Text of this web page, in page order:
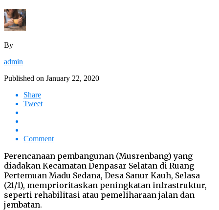
By
admin
Published on January 22, 2020
Share
Tweet
Comment
Perencanaan pembangunan (Musrenbang) yang
diadakan Kecamatan Denpasar Selatan di Ruang
Pertemuan Madu Sedana, Desa Sanur Kauh, Selasa
(21/1), memprioritaskan peningkatan infrastruktur,
seperti rehabilitasi atau pemeliharaan jalan dan
jembatan.